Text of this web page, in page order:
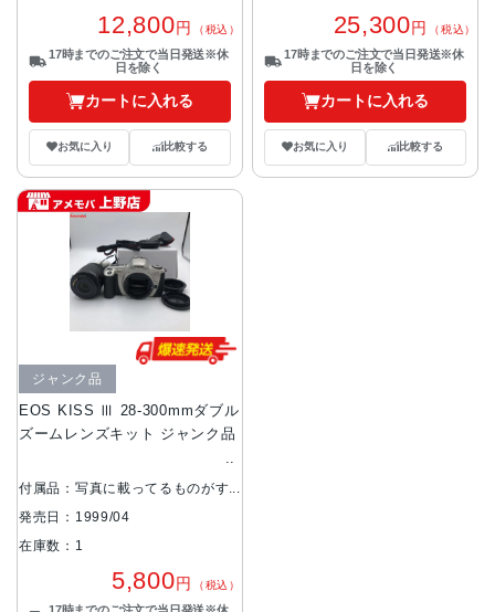
12,800円 （税込）
17時までのご注文で当日発送※休
日を除く
カートに入れる
お気に入り 比較する
25,300円 （税込）
17時までのご注文で当日発送※休
日を除く
カートに入れる
お気に入り 比較する
EOS KISS Ⅲ 28-300mmダブル
ズームレンズキット ジャンク品
ジャンク品
付属品：写真に載ってるものがす
べてです。
発売日：1999/04
在庫数：1
5,800円 （税込）
17時までのご注文で当日発送※休